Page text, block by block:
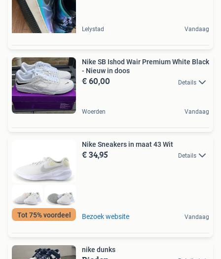
Lelystad Vandaag
Nike SB Ishod Wair Premium White Black
- Nieuw in doos
€ 60,00 Details
Woerden Vandaag
Tot 75% voordeel
Nike Sneakers in maat 43 Wit
€ 34,95 Details
Bezoek website Vandaag
nike dunks